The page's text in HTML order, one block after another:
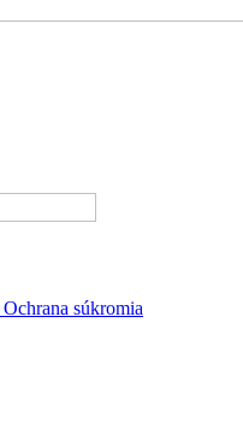
Ochrana súkromia